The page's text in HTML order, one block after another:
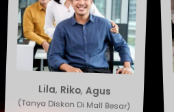
Lila,Riko,Agus
(Tanya Diskon Di Mall Besar)